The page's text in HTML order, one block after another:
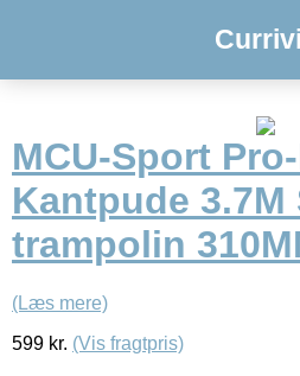
MCU-Sport
Kantpude 3.7M
trampolin
(Læs mere)
599 kr. (Vis fragtpris)